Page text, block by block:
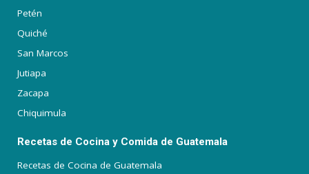
Petén
Quiché
San Marcos
Jutiapa
Zacapa
Chiquimula
Recetas de Cocina y Comida de Guatemala
Recetas de Cocina de Guatemala